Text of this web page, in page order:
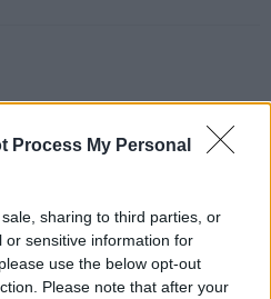
Process My Personal
sharing to third parties, or
or sensitive information for
use the below opt-out
Please note that after your